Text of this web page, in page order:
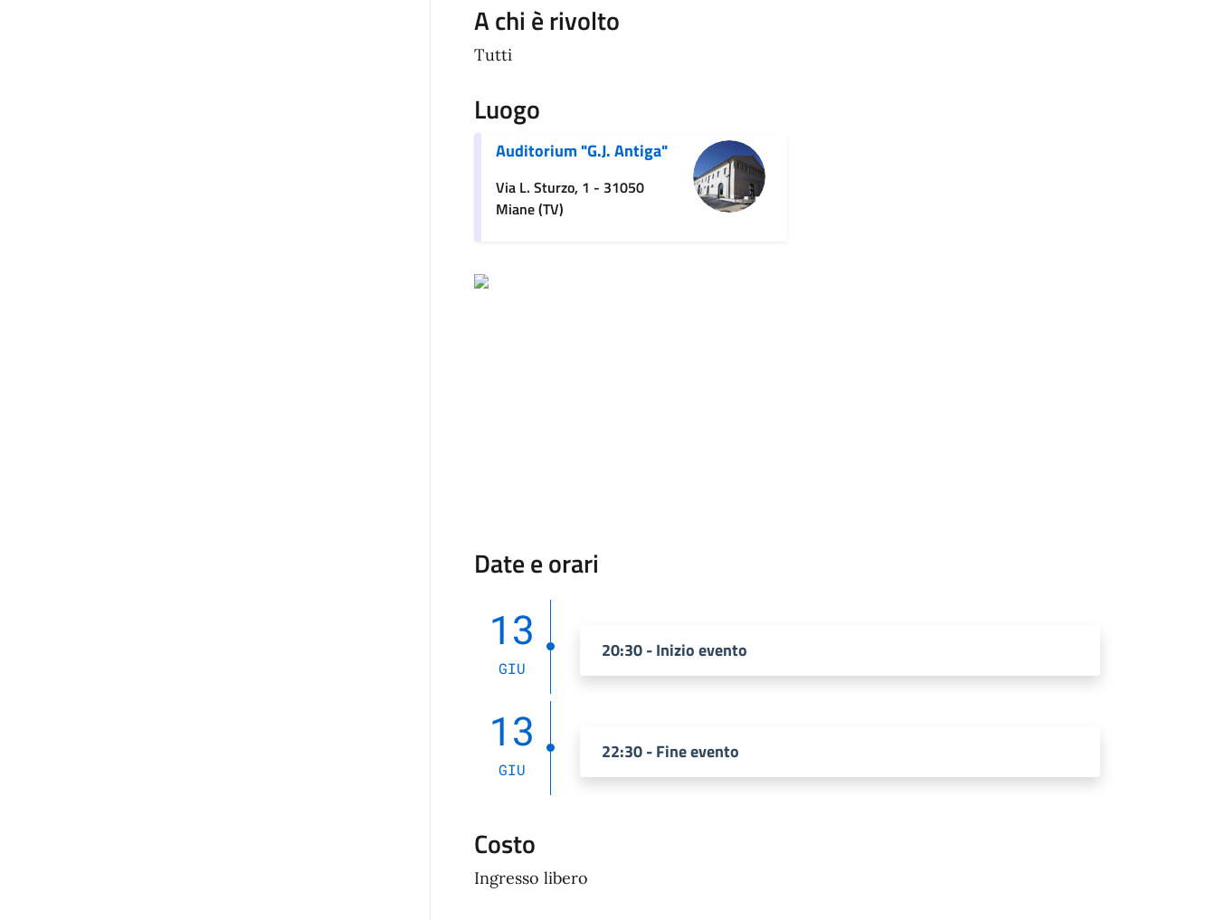
A chi è rivolto
Tutti
Luogo
Auditorium "G.J. Antiga"
Via L. Sturzo, 1 - 31050
Miane (TV)
Date e orari
13
GIU
20:30 - Inizio evento
13
GIU
22:30 - Fine evento
Costo
Ingresso libero